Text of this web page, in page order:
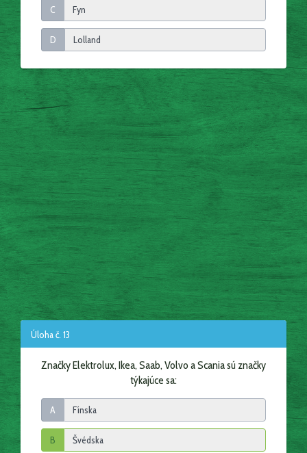
C
D
Úloha č. 13
Značky Elektrolux, Ikea, Saab, Volvo a Scania sú značky
týkajúce sa:
A
B